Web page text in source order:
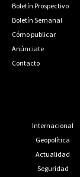
Boletín Prospectivo
Boletín Semanal
Cómo publicar
Anúnciate
Contacto
Internacional
Geopolítica
Actualidad
Seguridad